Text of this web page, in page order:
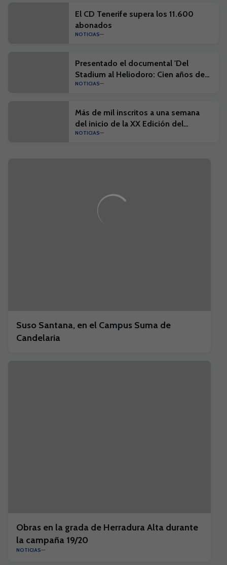
El CD Tenerife supera los 11.600
abonados
NOTICIAS
Presentado el documental 'Del
Stadium al Heliodoro: Cien años de
historia'
NOTICIAS
Más de mil inscritos a una semana
del inicio de la XX Edición del
Campus Suma y el I Campus Suma
NOTICIAS
Suso Santana, en el Campus Suma de
Candelaria
Obras en la grada de Herradura Alta durante
la campaña 19/20
NOTICIAS